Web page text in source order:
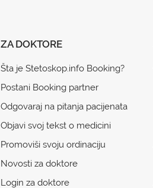
ZA DOKTORE
Šta je Stetoskop.info Booking?
Postani Booking partner
Odgovaraj na pitanja pacijenata
Objavi svoj tekst o medicini
Promoviši svoju ordinaciju
Novosti za doktore
Login za doktore